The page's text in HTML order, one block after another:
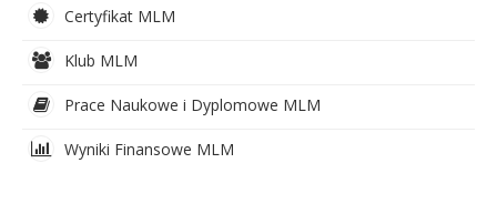
Certyfikat MLM
Klub MLM
Prace Naukowe i Dyplomowe MLM
Wyniki Finansowe MLM